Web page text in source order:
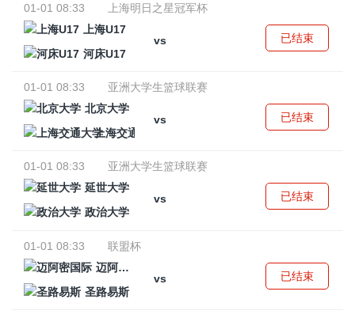
01-01 08:33
上海明日之星冠军杯
上海U17
vs
河床U17
已结束
01-01 08:33
亚洲大学生篮球联赛
北京大学
vs
上海交通大学
已结束
01-01 08:33
亚洲大学生篮球联赛
延世大学
vs
政治大学
已结束
01-01 08:33
联盟杯
迈阿密国际
vs
圣路易斯
已结束